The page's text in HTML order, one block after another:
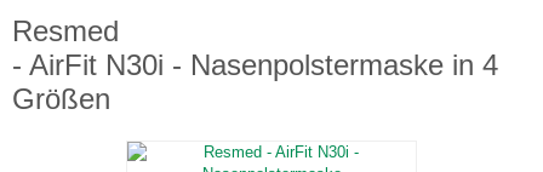
Resmed
- AirFit N30i - Nasenpolstermaske in 4
Größen